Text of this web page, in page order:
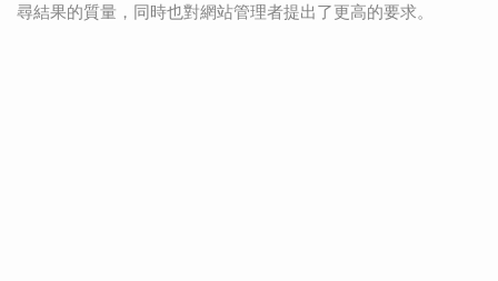
尋結果的質量，同時也對網站管理者提出了更高的要求。